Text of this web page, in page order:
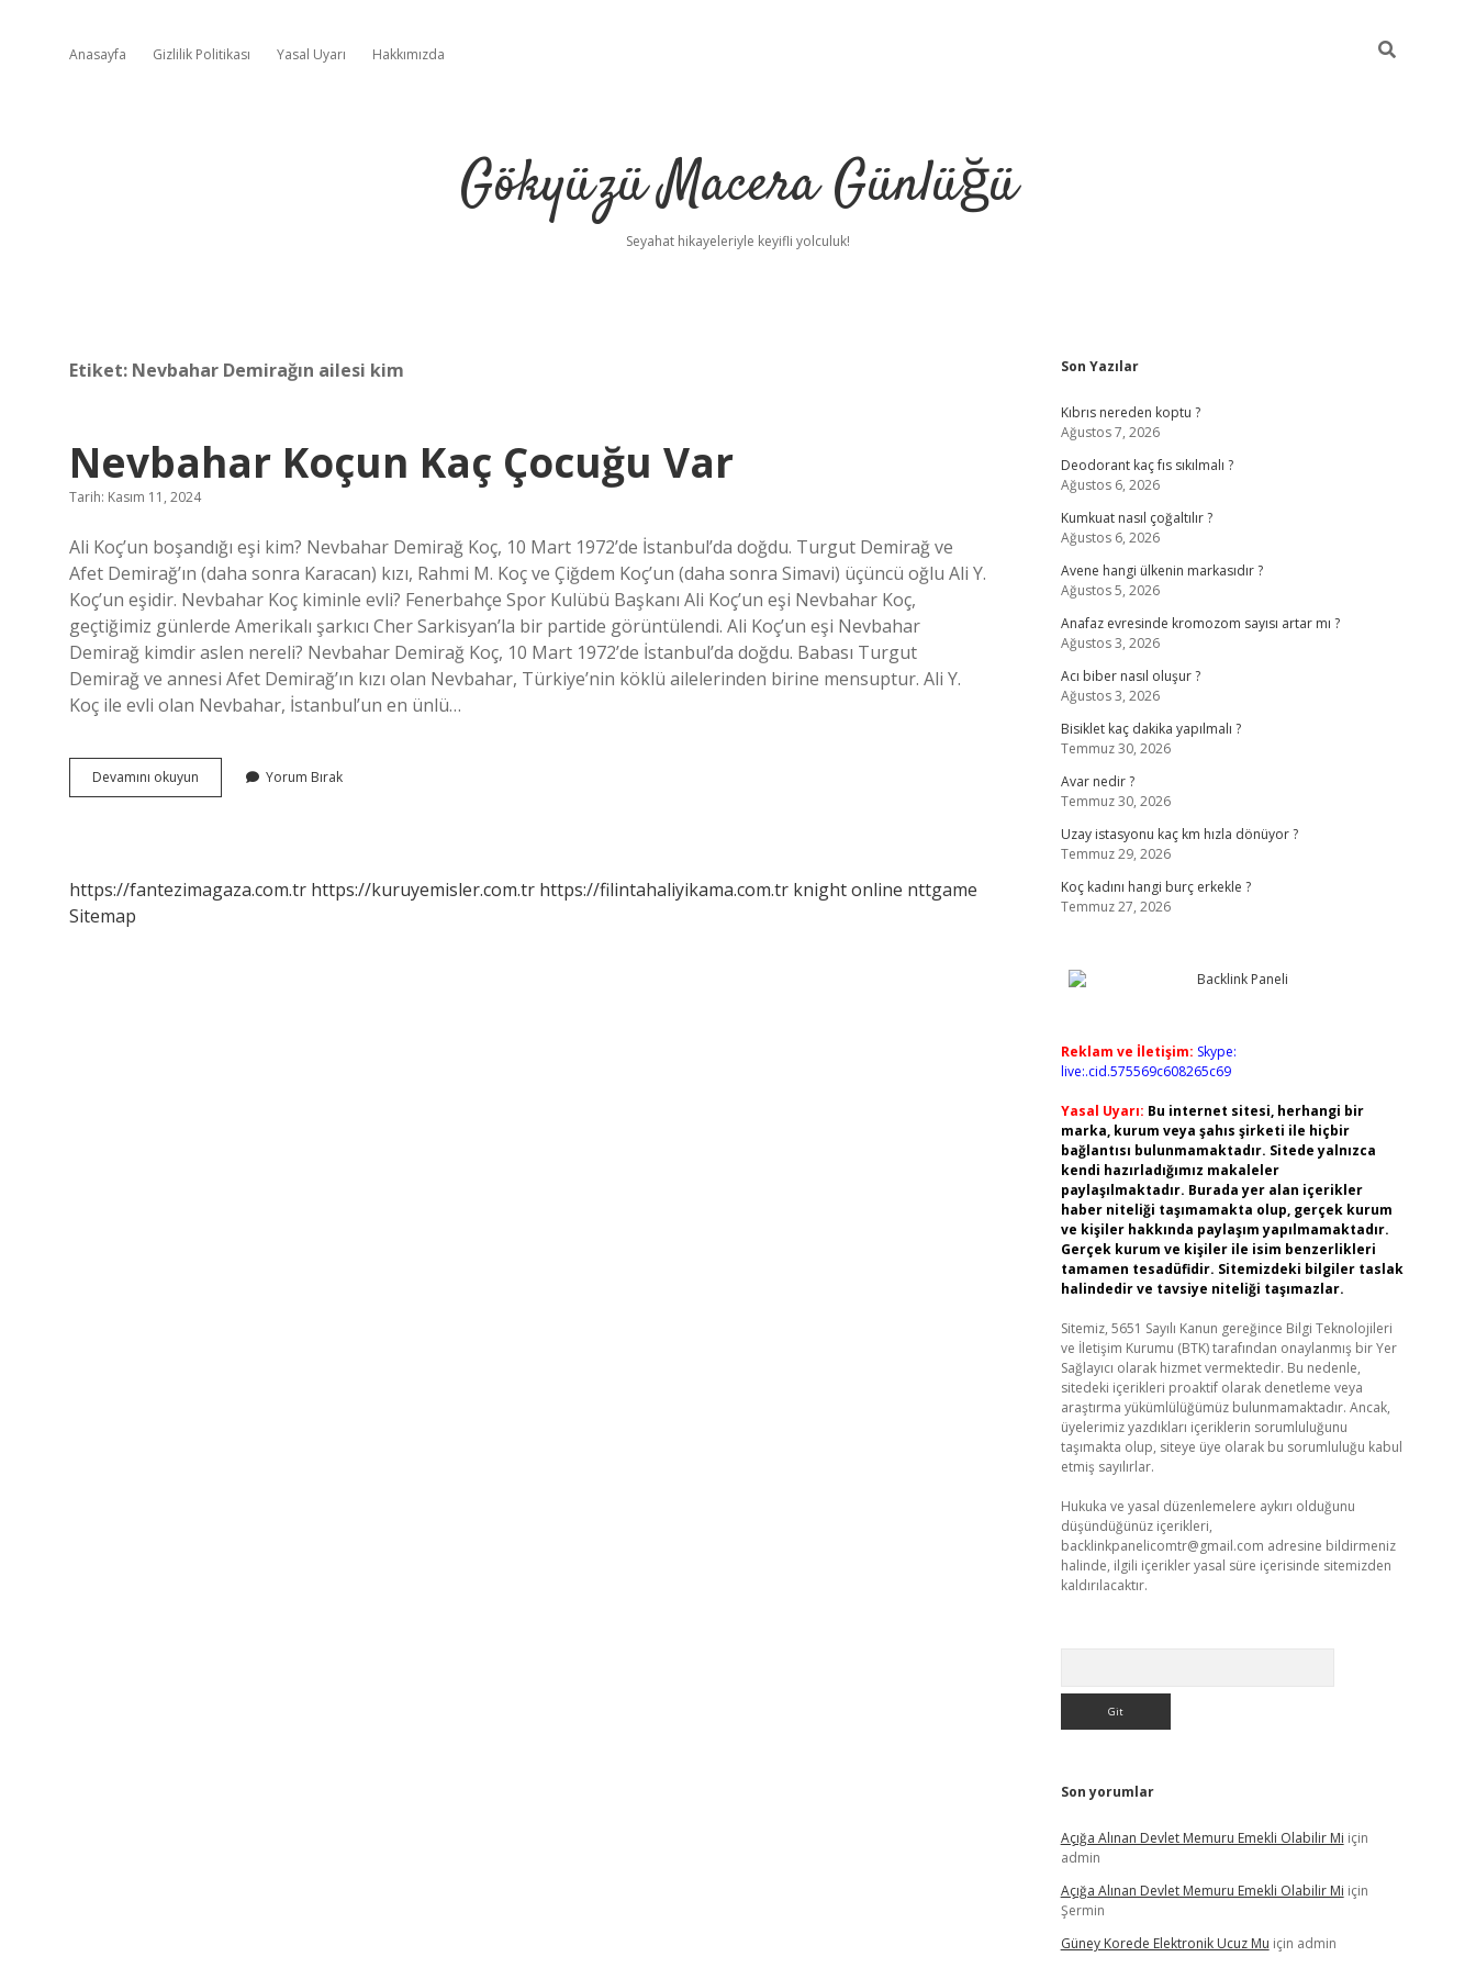
Anasayfa Gizlilik Politikası Yasal Uyarı Hakkımızda
Gökyüzü Macera Günlüğü
Seyahat hikayeleriyle keyifli yolculuk!
Etiket: Nevbahar Demirağın ailesi kim
Nevbahar Koçun Kaç Çocuğu Var
Tarih: Kasım 11, 2024
Ali Koç’un boşandığı eşi kim? Nevbahar Demirağ Koç, 10 Mart 1972’de İstanbul’da doğdu. Turgut Demirağ ve
Afet Demirağ’ın (daha sonra Karacan) kızı, Rahmi M. Koç ve Çiğdem Koç’un (daha sonra Simavi) üçüncü oğlu Ali Y.
Koç’un eşidir. Nevbahar Koç kiminle evli? Fenerbahçe Spor Kulübü Başkanı Ali Koç’un eşi Nevbahar Koç,
geçtiğimiz günlerde Amerikalı şarkıcı Cher Sarkisyan’la bir partide görüntülendi. Ali Koç’un eşi Nevbahar
Demirağ kimdir aslen nereli? Nevbahar Demirağ Koç, 10 Mart 1972’de İstanbul’da doğdu. Babası Turgut
Demirağ ve annesi Afet Demirağ’ın kızı olan Nevbahar, Türkiye’nin köklü ailelerinden birine mensuptur. Ali Y.
Koç ile evli olan Nevbahar, İstanbul’un en ünlü…
Devamını okuyun Nevbahar
Koçun
Yorum Bırak
https://fantezimagaza.com.tr https://kuruyemisler.com.tr https://filintahaliyikama.com.tr knight online nttgame
Sitemap
Sidebar
Son Yazılar
Kıbrıs nereden koptu ?
Ağustos 7, 2026
Deodorant kaç fıs sıkılmalı ?
Ağustos 6, 2026
Kumkuat nasıl çoğaltılır ?
Ağustos 6, 2026
Avene hangi ülkenin markasıdır ?
Ağustos 5, 2026
Anafaz evresinde kromozom sayısı artar mı ?
Ağustos 3, 2026
Acı biber nasıl oluşur ?
Ağustos 3, 2026
Bisiklet kaç dakika yapılmalı ?
Temmuz 30, 2026
Avar nedir ?
Temmuz 30, 2026
Uzay istasyonu kaç km hızla dönüyor ?
Temmuz 29, 2026
Koç kadını hangi burç erkekle ?
Temmuz 27, 2026
Reklam ve İletişim: Skype:
live:.cid.575569c608265c69
Yasal Uyarı: Bu internet sitesi, herhangi bir
marka, kurum veya şahıs şirketi ile hiçbir
bağlantısı bulunmamaktadır. Sitede yalnızca
kendi hazırladığımız makaleler
paylaşılmaktadır. Burada yer alan içerikler
haber niteliği taşımamakta olup, gerçek kurum
ve kişiler hakkında paylaşım yapılmamaktadır.
Gerçek kurum ve kişiler ile isim benzerlikleri
tamamen tesadüfidir. Sitemizdeki bilgiler taslak
halindedir ve tavsiye niteliği taşımazlar.
Sitemiz, 5651 Sayılı Kanun gereğince Bilgi Teknolojileri
ve İletişim Kurumu (BTK) tarafından onaylanmış bir Yer
Sağlayıcı olarak hizmet vermektedir. Bu nedenle,
sitedeki içerikleri proaktif olarak denetleme veya
araştırma yükümlülüğümüz bulunmamaktadır. Ancak,
üyelerimiz yazdıkları içeriklerin sorumluluğunu
taşımakta olup, siteye üye olarak bu sorumluluğu kabul
etmiş sayılırlar.
Hukuka ve yasal düzenlemelere aykırı olduğunu
düşündüğünüz içerikleri,
backlinkpanelicomtr@gmail.com adresine bildirmeniz
halinde, ilgili içerikler yasal süre içerisinde sitemizden
kaldırılacaktır.
Son yorumlar
Açığa Alınan Devlet Memuru Emekli Olabilir Mi için
admin
Açığa Alınan Devlet Memuru Emekli Olabilir Mi için
Şermin
Güney Korede Elektronik Ucuz Mu için admin